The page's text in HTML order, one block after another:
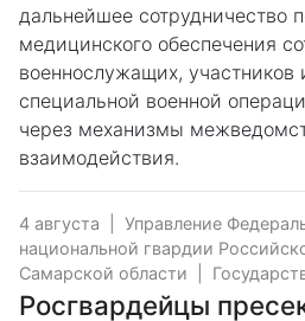
дальнейшее сотрудничество
медицинского обеспечения
военнослужащих, участников
специальной военной
через механизмы
взаимодействия.
4 августа
Управление
национальной гвардии
Самарской области
Росгвардейцы